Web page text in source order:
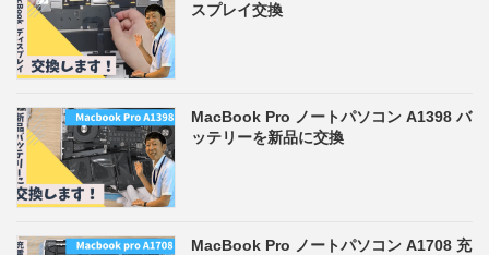
スプレイ交換
MacBook Pro ノートパソコン A1398 バ
ッテリーを新品に交換
MacBook Pro ノートパソコン A1708 充